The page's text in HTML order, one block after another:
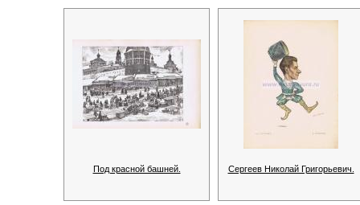
Под красной башней. Сергеев Николай Григорьевич.